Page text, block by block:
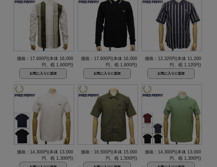
価格：17,600円(本体 16,000
円、税 1,600円)
価格：17,600円(本体 16,000
円、税 1,600円)
価格：12,320円(本体 11,200
円、税 1,120円)
価格：14,300円(本体 13,000
円、税 1,300円)
価格：16,500円(本体 15,000
円、税 1,500円)
価格：14,300円(本体 13,000
円、税 1,300円)